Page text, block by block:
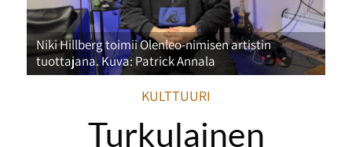
Niki Hillberg toimii Olenleo-nimisen artistin
tuottajana. Kuva: Patrick Annala
KULTTUURI
Turkulainen